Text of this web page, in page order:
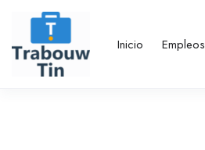
Inicio Empleos